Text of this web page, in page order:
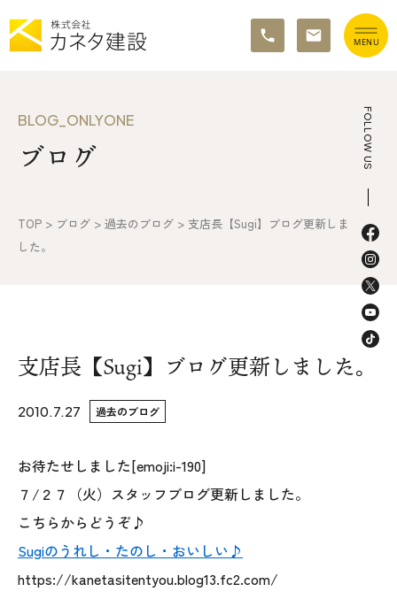
イベント情報
施工の流れ&アフターサポート
不動産情報
お知らせ
ISSH糸魚川住宅認定基準
会社案内
FOLLOW US
BLOG_ONLYONE
ブログ
TOP > ブログ > 過去のブログ > 支店長【Sugi】ブログ更新しま
した。
支店長【Sugi】ブログ更新しました。
2010.7.27 過去のブログ
お待たせしました[emoji:i-190]
７/２７（火）スタッフブログ更新しました。
こちらからどうぞ♪
Sugiのうれし・たのし・おいしい♪
https://kanetasitentyou.blog13.fc2.com/